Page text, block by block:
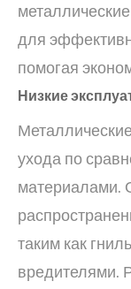
для
помогая
Низкие
ухода по
материалами.
таким как
вредителями.